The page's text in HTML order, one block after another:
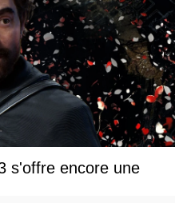
s'offre encore une